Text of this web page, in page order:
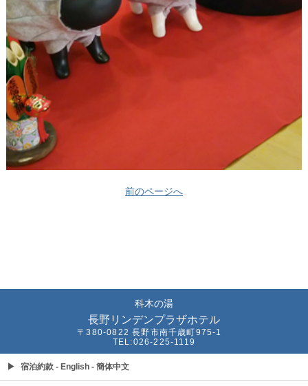
前のページへ
科木の湯
長野リンデンプラザホテル
〒380-0822 長野市南千歳町975-1
TEL:026-225-1119
▶ 宿泊約款 - English - 簡体中文